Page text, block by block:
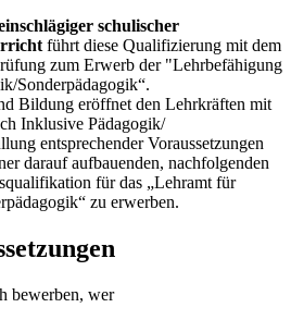
schulischer
führt diese Qualifizierung mit dem
zum Erwerb der "Lehrbefähigung
Sonderpädagogik“.
Bildung eröffnet den Lehrkräften mit
Inklusive Pädagogik/
entsprechender Voraussetzungen
darauf aufbauenden, nachfolgenden
für das „Lehramt für
zu erwerben.
bewerben, wer